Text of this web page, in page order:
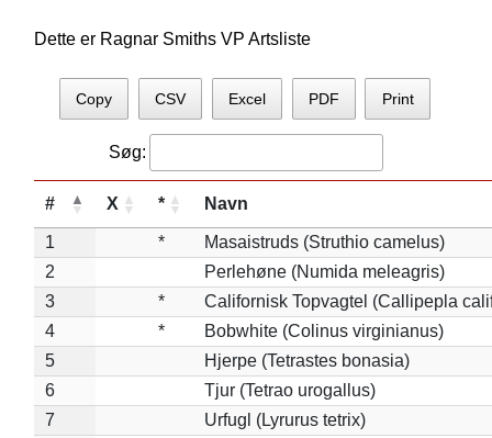
Dette er Ragnar Smiths VP Artsliste
Copy CSV Excel PDF Print
Søg:
# X * Navn
1 *
Masaistruds (Struthio camelus)
2
Perlehøne (Numida meleagris)
3
*
Californisk Topvagtel (Callipepla
4
*
Bobwhite (Colinus virginianus)
5
Hjerpe (Tetrastes bonasia)
6
Tjur (Tetrao urogallus)
7
Urfugl (Lyrurus tetrix)